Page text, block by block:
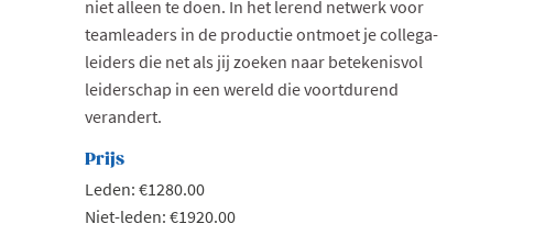
niet alleen te doen. In het lerend netwerk voor
teamleaders in de productie ontmoet je collega-
leiders die net als jij zoeken naar betekenisvol
leiderschap in een wereld die voortdurend
verandert.
Prijs
Leden: €1280.00
Niet-leden: €1920.00